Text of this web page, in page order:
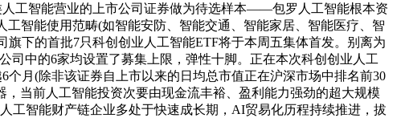
工智能营业的上市公司证券做为待选样本——包罗人工智能根本资
智能使用范畴(如智能安防、智能交通、智能家居、智能医疗、智
下的首批7只科创创业人工智能ETF将于本周五集体首发。别离为
中的6家均设置了募集上限，弹性十脚。正在本次科创创业人工
月(除非该证券自上市以来的日均总市值正在沪深市场中排名前30
当前人工智能投资次要由现金流丰裕、盈利能力强劲的超大规模
工智能财产链企业多处于快速成长期，AI贸易化历程持续推进，拔